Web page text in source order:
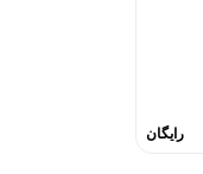
رایگان